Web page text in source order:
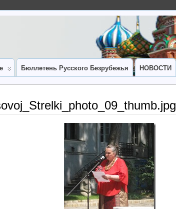
Бюллетень Русского Безрубежья НОВОСТИ